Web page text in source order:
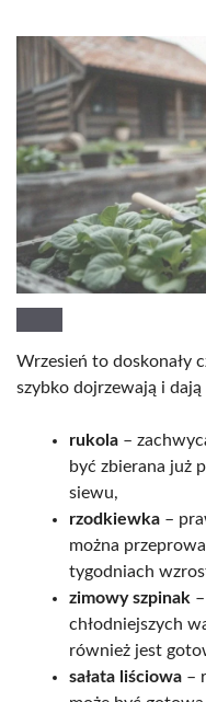
Wrzesień to doskonały
szybko dojrzewają i
rukola –
być zbierana już
siewu,
rzodkiewka –
można
tygodniach
zimowy szpinak
chłodniejszych
również jest
sałata liściowa –